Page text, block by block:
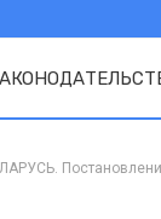
Постановление